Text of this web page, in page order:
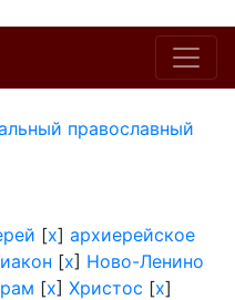
православный
[x] архиерейское
[x] Ново-Ленино
[x] Христос [x]